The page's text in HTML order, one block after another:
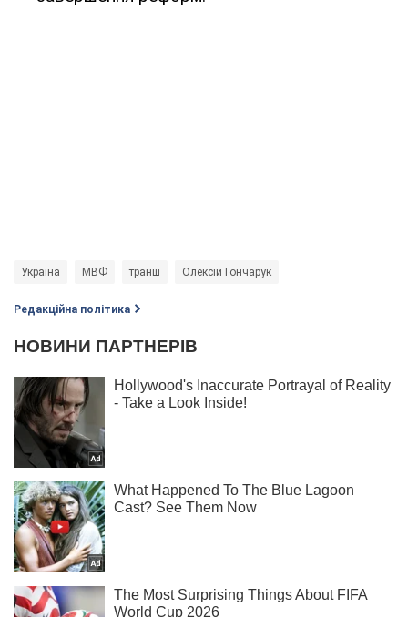
Україна МВФ транш Олексій Гончарук
Редакційна політика